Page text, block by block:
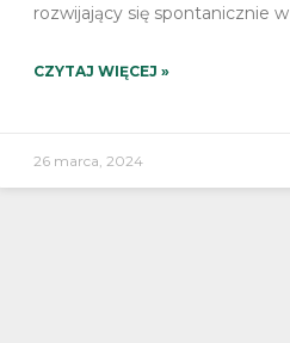
rozwijający się spontanicznie w
CZYTAJ WIĘCEJ »
26 marca, 2024